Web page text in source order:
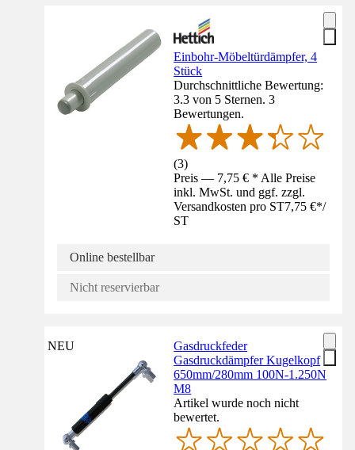
Einbohr-Möbeltürdämpfer, 4
Stück
Durchschnittliche Bewertung:
3.3 von 5 Sternen. 3
Bewertungen.
(3)
Preis — 7,75 € * Alle Preise
inkl. MwSt. und ggf. zzgl.
Versandkosten pro ST7,75 €*/
ST
Online bestellbar
Nicht reservierbar
NEU
Gasdruckfeder
Gasdruckdämpfer Kugelkopf
650mm/280mm 100N-1.250N
M8
Artikel wurde noch nicht
bewertet.